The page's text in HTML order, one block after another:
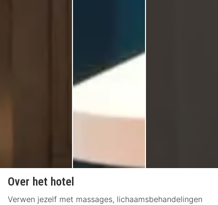
Over het hotel
Verwen jezelf met massages, lichaamsbehandelingen